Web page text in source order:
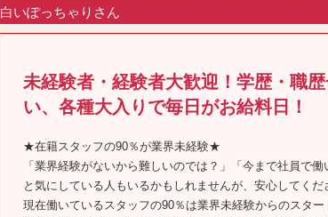
白いぽっちゃりさん
未経験者・経験者大歓迎！学歴・職
い、各種大入りで毎日がお給料日！
★在籍スタッフの90％が業界未経験★
「業界経験がないから難しいのでは？」「今まで社員で
と気にしている人もいるかもしれませんが、安心してくだ
現在働いているスタッフの90％は業界未経験からのスター